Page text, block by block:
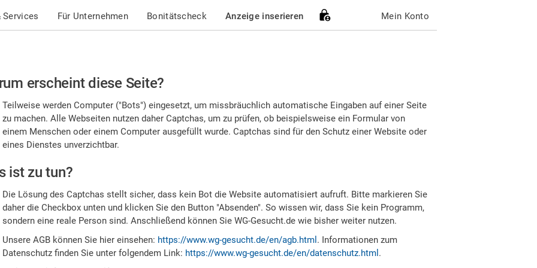
Services Für Unternehmen Bonitätscheck Anzeige inserieren Mein Konto
erscheint diese Seite?
Teilweise werden Computer ("Bots") eingesetzt, um missbräuchlich automatische Eingaben auf einer Seite
zu machen. Alle Webseiten nutzen daher Captchas, um zu prüfen, ob beispielsweise ein Formular von
einem Menschen oder einem Computer ausgefüllt wurde. Captchas sind für den Schutz einer Website oder
eines Dienstes unverzichtbar.
ist zu tun?
Die Lösung des Captchas stellt sicher, dass kein Bot die Website automatisiert aufruft. Bitte markieren Sie
daher die Checkbox unten und klicken Sie den Button "Absenden". So wissen wir, dass Sie kein Programm,
sondern eine reale Person sind. Anschließend können Sie WG-Gesucht.de wie bisher weiter nutzen.
Unsere AGB können Sie hier einsehen: https://www.wg-gesucht.de/en/agb.html . Informationen zum
Datenschutz finden Sie unter folgendem Link: https://www.wg-gesucht.de/en/datenschutz.html .